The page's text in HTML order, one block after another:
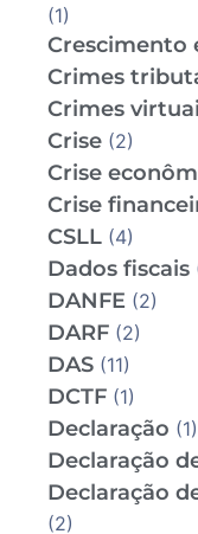
(1)
Crescimento
Crimes
Crimes
Crise (2)
Crise
Crise
CSLL (4)
Dados fiscais
DANFE (2)
DARF (2)
DAS (11)
DCTF (1)
Declaração (1)
Declaração
Declaração
(2)